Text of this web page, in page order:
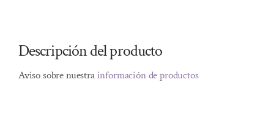
Descripción del producto
Aviso sobre nuestrainformación de productos